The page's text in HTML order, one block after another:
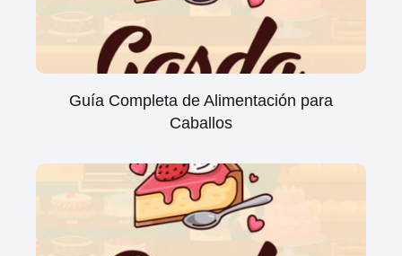
Guía Completa de Alimentación para
Caballos